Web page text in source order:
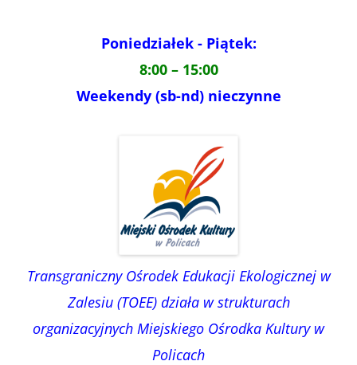
Poniedziałek - Piątek:
8:00 – 15:00
Weekendy (sb-nd) nieczynne
Transgraniczny Ośrodek Edukacji Ekologicznej w
Zalesiu (TOEE) działa w strukturach
organizacyjnych Miejskiego Ośrodka Kultury w
Policach